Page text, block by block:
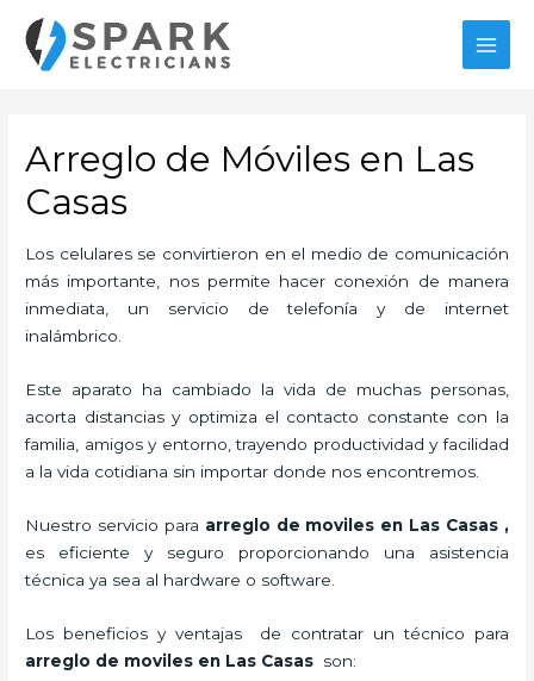
contenido
Arreglo de Móviles en Las
Casas
Los celulares se convirtieron en el medio de comunicación
más importante, nos permite hacer conexión de manera
inmediata, un servicio de telefonía y de internet
inalámbrico.
Este aparato ha cambiado la vida de muchas personas,
acorta distancias y optimiza el contacto constante con la
familia, amigos y entorno, trayendo productividad y facilidad
a la vida cotidiana sin importar donde nos encontremos.
Nuestro servicio para arreglo de moviles en Las Casas ,
es eficiente y seguro proporcionando una asistencia
técnica ya sea al hardware o software.
Los beneficios y ventajas de contratar un técnico para
arreglo de moviles en Las Casas son: